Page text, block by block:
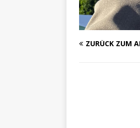
ZURÜCK ZUM